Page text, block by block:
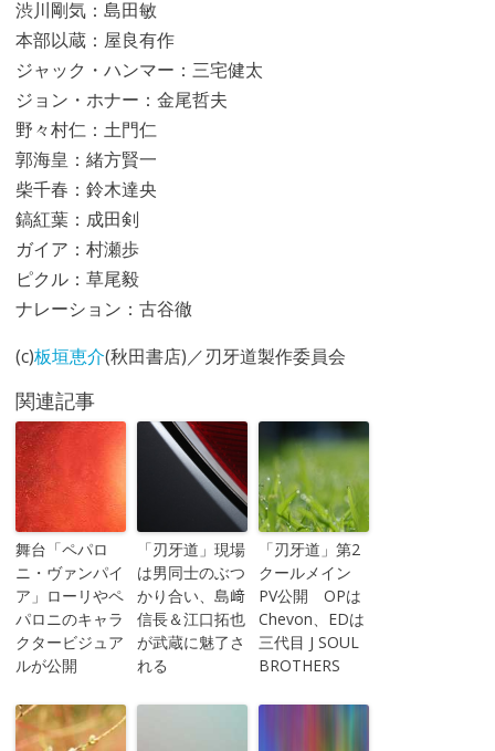
渋川剛気：島田敏
本部以蔵：屋良有作
ジャック・ハンマー：三宅健太
ジョン・ホナー：金尾哲夫
野々村仁：土門仁
郭海皇：緒方賢一
柴千春：鈴木達央
鎬紅葉：成田剣
ガイア：村瀬歩
ピクル：草尾毅
ナレーション：古谷徹
(c)板垣恵介(秋田書店)／刃牙道製作委員会
関連記事
舞台「ペパロ
ニ・ヴァンパイ
ア」ローリやペ
パロニのキャラ
クタービジュア
ルが公開
「刃牙道」現場
は男同士のぶつ
かり合い、島﨑
信長＆江口拓也
が武蔵に魅了さ
れる
「刃牙道」第2
クールメイン
PV公開 OPは
Chevon、EDは
三代目 J SOUL
BROTHERS